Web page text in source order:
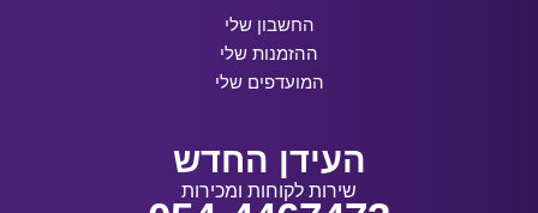
החשבון שלי
ההזמנות שלי
המועדפים שלי
העידן החדש
שירות לקוחות ומכירות